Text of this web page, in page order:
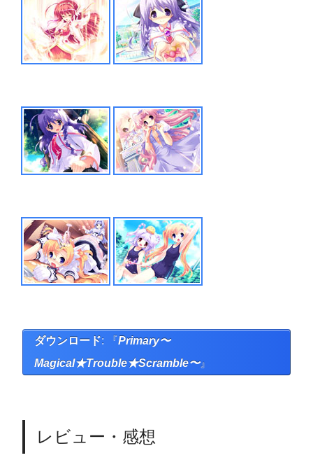
ダウンロード: 『Primary〜
Magical★Trouble★Scramble〜』
レビュー・感想